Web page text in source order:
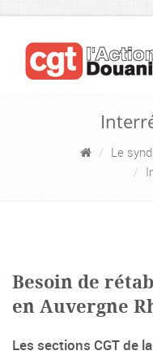
Le
Besoin de
en Auvergne
Les sections CGT de